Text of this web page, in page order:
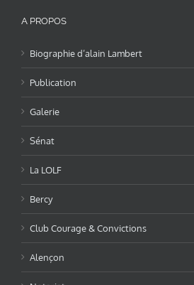
A PROPOS
Biographie d’alain Lambert
Publication
Galerie
Sénat
La LOLF
Bercy
Club Courage & Convictions
Alençon